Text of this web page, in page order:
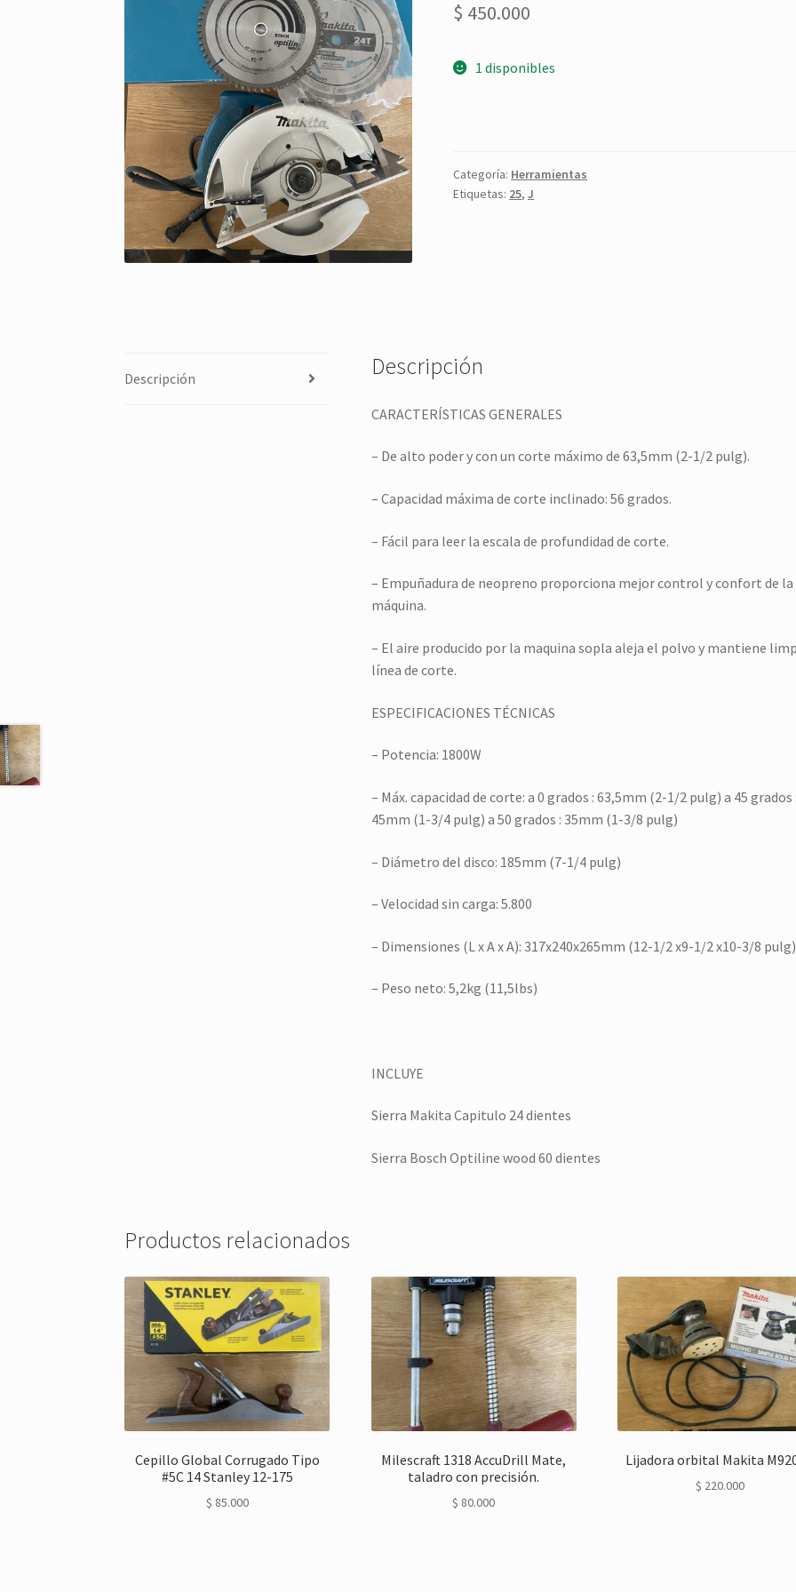
$ 450.000
1 disponibles
Categoría: Herramientas
Etiquetas: 25,J
Descripción Descripción
CARACTERÍSTICAS GENERALES
– De alto poder y con un corte máximo de 63,5mm (2-1/2 pulg).
– Capacidad máxima de corte inclinado: 56 grados.
– Fácil para leer la escala de profundidad de corte.
– Empuñadura de neopreno proporciona mejor control y confort de la
máquina.
– El aire producido por la maquina sopla aleja el polvo y mantiene
línea de corte.
ESPECIFICACIONES TÉCNICAS
– Potencia: 1800W
– Máx. capacidad de corte: a 0 grados : 63,5mm (2-1/2 pulg) a 45 grados
45mm (1-3/4 pulg) a 50 grados : 35mm (1-3/8 pulg)
– Diámetro del disco: 185mm (7-1/4 pulg)
– Velocidad sin carga: 5.800
– Dimensiones (L x A x A): 317x240x265mm (12-1/2 x9-1/2 x10-3/8 pulg)
– Peso neto: 5,2kg (11,5lbs)
INCLUYE
Sierra Makita Capitulo 24 dientes
Sierra Bosch Optiline wood 60 dientes
Productos relacionados
Cepillo Global Corrugado Tipo
#5C 14 Stanley 12-175
$ 85.000
Milescraft 1318 AccuDrill Mate,
taladro con precisión.
$ 80.000
Lijadora orbital Makita
$ 220.000